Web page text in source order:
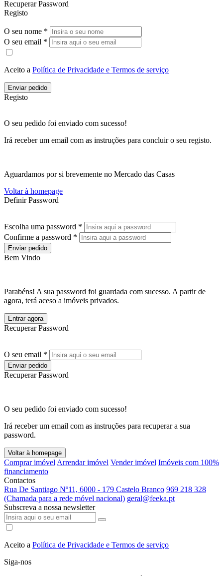
Recuperar Password
Registo
O seu nome *
O seu email *
Aceito a Política de Privacidade e Termos de serviço
Enviar pedido
Registo
O seu pedido foi enviado com sucesso!
Irá receber um email com as instruções para concluir o seu registo.
Aguardamos por si brevemente no Mercado das Casas
Voltar à homepage
Definir Password
Escolha uma password *
Confirme a password *
Enviar pedido
Bem Vindo
Parabéns! A sua password foi guardada com sucesso. A partir de
agora, terá aceso a imóveis privados.
Entrar agora
Recuperar Password
O seu email *
Enviar pedido
Recuperar Password
O seu pedido foi enviado com sucesso!
Irá receber um email com as instruções para recuperar a sua
password.
Voltar à homepage
Comprar imóvel Arrendar imóvel Vender imóvel Imóveis com 100%
financiamento
Contactos
Rua De Santiago Nº11, 6000 - 179 Castelo Branco 969 218 328
(Chamada para a rede móvel nacional) geral@feeka.pt
Subscreva a nossa newsletter
Aceito a Política de Privacidade e Termos de serviço
Siga-nos